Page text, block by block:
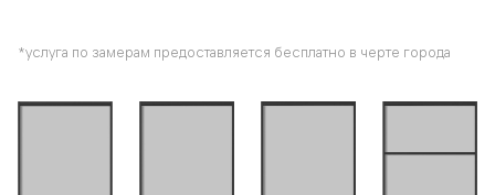
*услуга по замерам предоставляется бесплатно в черте города